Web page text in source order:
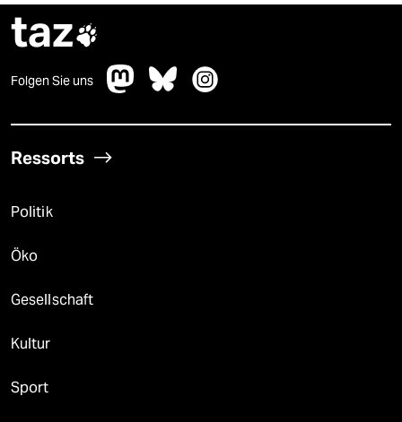
taz
Folgen Sie uns
Ressorts
Politik
Öko
Gesellschaft
Kultur
Sport